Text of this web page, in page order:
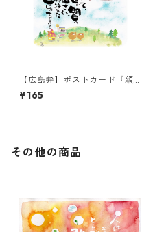
【広島弁】ポストカード『顔
上げて、真っ直ぐ明日へ進み
んさい。・・・』
¥165
その他の商品